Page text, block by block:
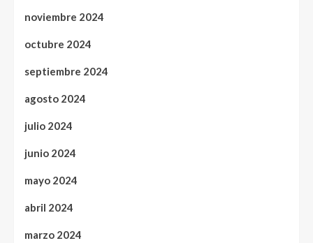
noviembre 2024
octubre 2024
septiembre 2024
agosto 2024
julio 2024
junio 2024
mayo 2024
abril 2024
marzo 2024